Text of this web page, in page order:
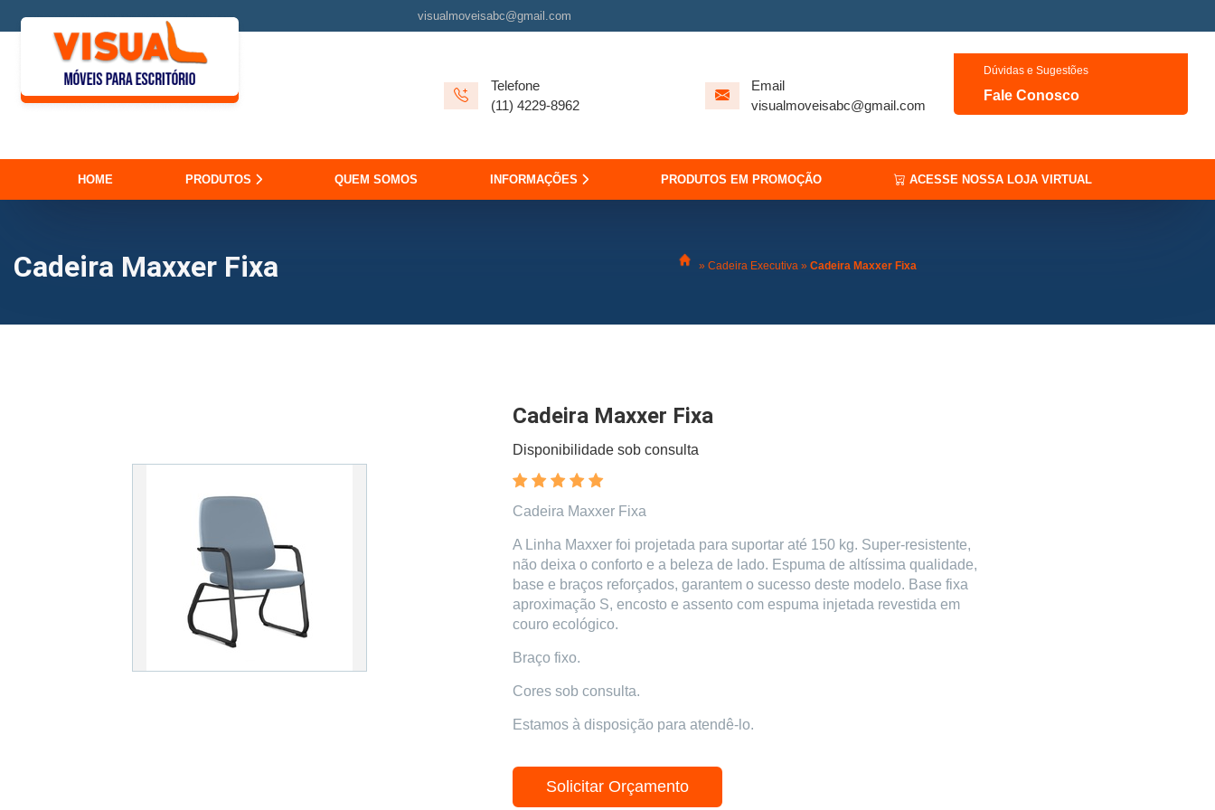
visualmoveisabc@gmail.com
Telefone
(11) 4229-8962
Email
visualmoveisabc@gmail.com
Dúvidas e Sugestões
Fale Conosco
HOME PRODUTOS QUEM SOMOS INFORMAÇÕES PRODUTOS EM PROMOÇÃO ACESSE NOSSA LOJA VIRTUAL
Cadeira Maxxer Fixa » Cadeira Executiva » Cadeira Maxxer Fixa
Cadeira Maxxer Fixa
Disponibilidade sob consulta
Cadeira Maxxer Fixa
A Linha Maxxer foi projetada para suportar até 150 kg. Super-resistente,
não deixa o conforto e a beleza de lado. Espuma de altíssima qualidade,
base e braços reforçados, garantem o sucesso deste modelo. Base fixa
aproximação S, encosto e assento com espuma injetada revestida em
couro ecológico.
Braço fixo.
Cores sob consulta.
Estamos à disposição para atendê-lo.
Solicitar Orçamento